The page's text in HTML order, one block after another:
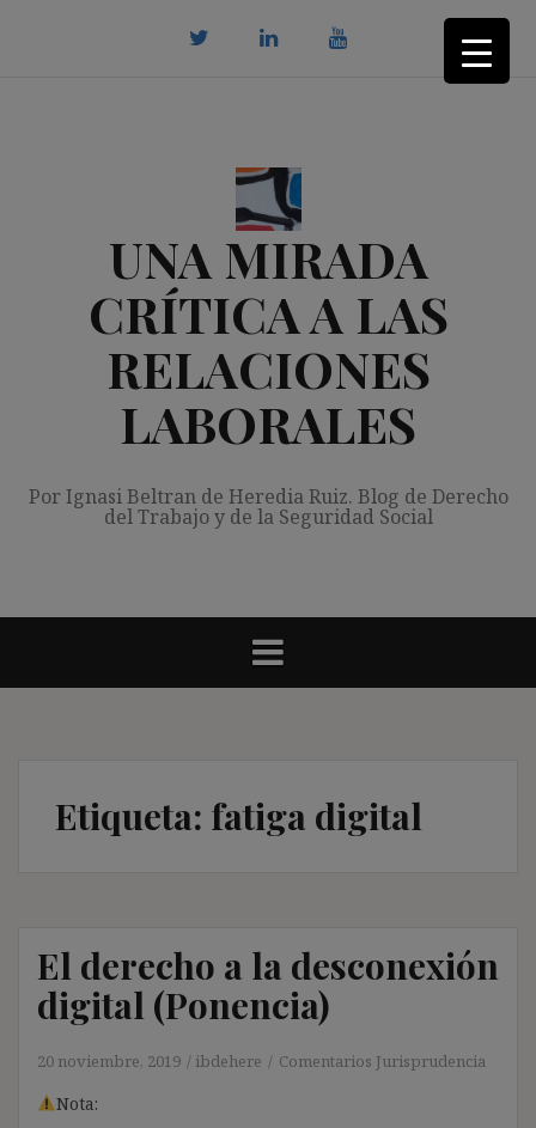
UNA MIRADA
CRÍTICA A LAS
RELACIONES
LABORALES
Por Ignasi Beltran de Heredia Ruiz. Blog de Derecho
del Trabajo y de la Seguridad Social
Etiqueta: fatiga digital
El derecho a la desconexión
digital (Ponencia)
20 noviembre, 2019 ibdehere Comentarios Jurisprudencia
Nota: